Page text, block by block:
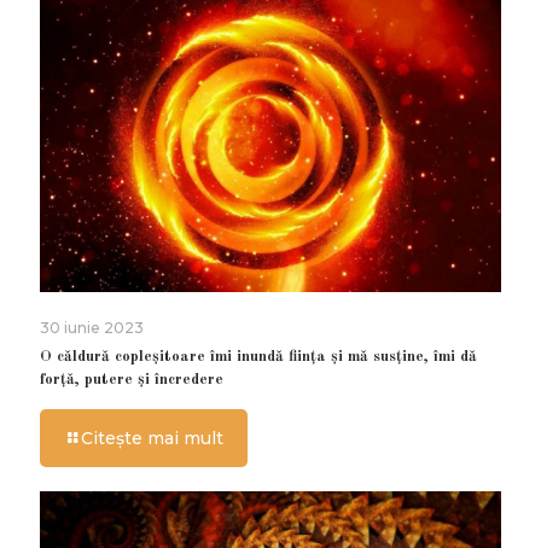
30 iunie 2023
O căldură copleșitoare îmi inundă ființa și mă susține, îmi dă
forță, putere și încredere
Citește mai mult